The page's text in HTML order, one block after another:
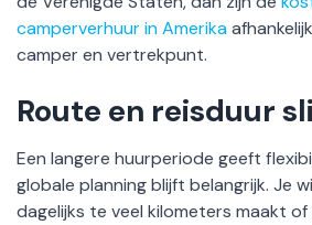
camperverhuur in Amerika
camper en vertrekpunt.
Route en reisduur
Een langere huurperiode geeft
globale planning blijft belangrijk. Je
dagelijks te veel kilometers maakt